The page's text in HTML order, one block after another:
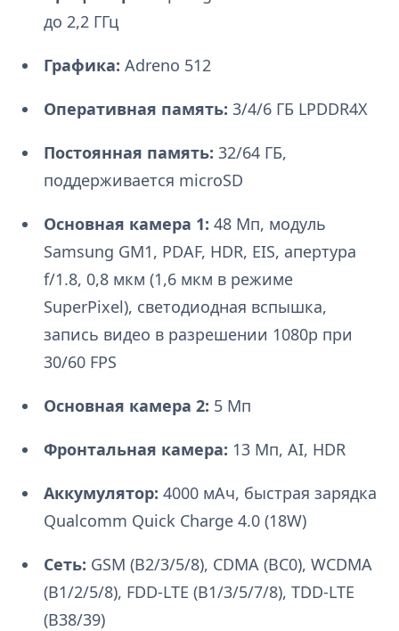
до 2,2 ГГц
Графика: Adreno 512
Оперативная память: 3/4/6 ГБ LPDDR4X
Постоянная память: 32/64 ГБ,
поддерживается microSD
Основная камера 1: 48 Мп, модуль
Samsung GM1, PDAF, HDR, EIS, апертура
f/1.8, 0,8 мкм (1,6 мкм в режиме
SuperPixel), светодиодная вспышка,
запись видео в разрешении 1080p при
30/60 FPS
Основная камера 2: 5 Мп
Фронтальная камера: 13 Мп, AI, HDR
Аккумулятор: 4000 мАч, быстрая зарядка
Qualcomm Quick Charge 4.0 (18W)
Сеть: GSM (B2/3/5/8), CDMA (BC0), WCDMA
(B1/2/5/8), FDD-LTE (B1/3/5/7/8), TDD-LTE
(B38/39)